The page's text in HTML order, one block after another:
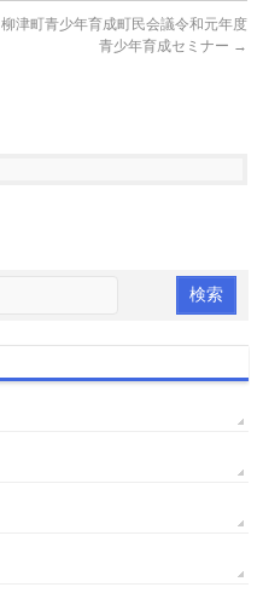
柳津町青少年育成町民会議令和元年度
青少年育成セミナー →